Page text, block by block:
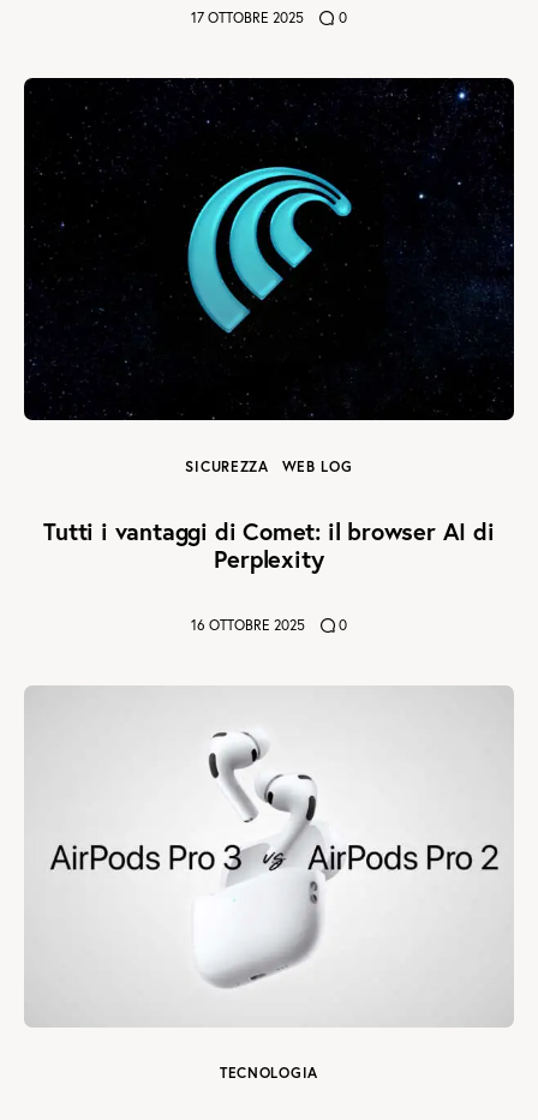
17 OTTOBRE 2025 0
SICUREZZA WEB LOG
Tutti i vantaggi di Comet: il browser AI di
Perplexity
16 OTTOBRE 2025 0
TECNOLOGIA